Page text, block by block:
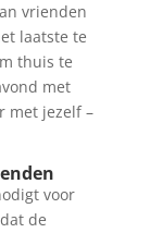
vrienden
laatste te
thuis te
met
met jezelf –
voor
de